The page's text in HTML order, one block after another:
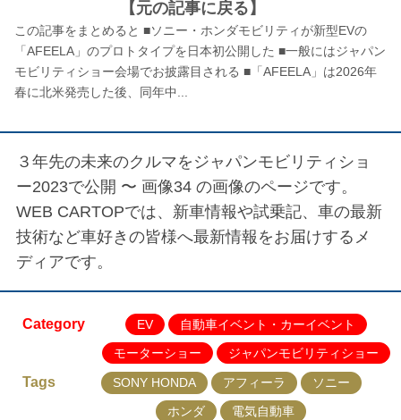
【元の記事に戻る】
この記事をまとめると ■ソニー・ホンダモビリティが新型EVの
「AFEELA」のプロトタイプを日本初公開した ■一般にはジャパン
モビリティショー会場でお披露目される ■「AFEELA」は2026年
春に北米発売した後、同年中...
３年先の未来のクルマをジャパンモビリティショ
ー2023で公開 〜 画像34 の画像のページです。
WEB CARTOPでは、新車情報や試乗記、車の最新
技術など車好きの皆様へ最新情報をお届けするメ
ディアです。
Category EV
自動車イベント・カーイベント
モーターショー
ジャパンモビリティショー
Tags SONY HONDA アフィーラ
ソニー
ホンダ
電気自動車